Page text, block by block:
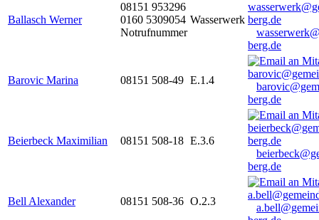
Ballasch Werner
08151 953296
0160 5309054
Notrufnummer
Wasserwerk
berg.de
Barovic Marina 08151 508-49 E.1.4
berg.de
Beierbeck Maximilian 08151 508-18 E.3.6
berg.de
Bell Alexander 08151 508-36 O.2.3